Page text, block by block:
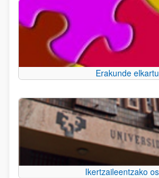
Erakunde
Ikertzaileentzako